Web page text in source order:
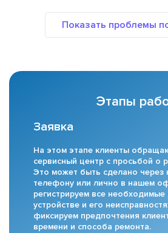
Этапы
Заявка
На этом этапе клиенты
сервисный центр с просьбой о
Это может быть сделано через
телефону или лично в нашем
регистрируем все
устройстве и его
фиксируем предпочтения
времени и способа ремонта.